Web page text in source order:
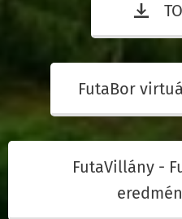
FutaBor
FutaVillány -